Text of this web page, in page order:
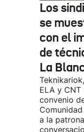
Los
se
con el
de
La
ELA y
convenio
a la